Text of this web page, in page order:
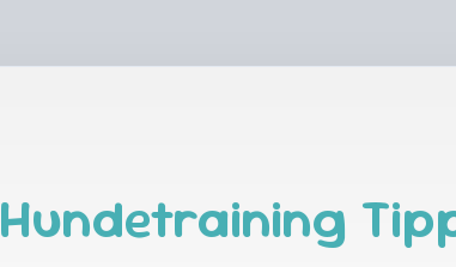
Hundetraining